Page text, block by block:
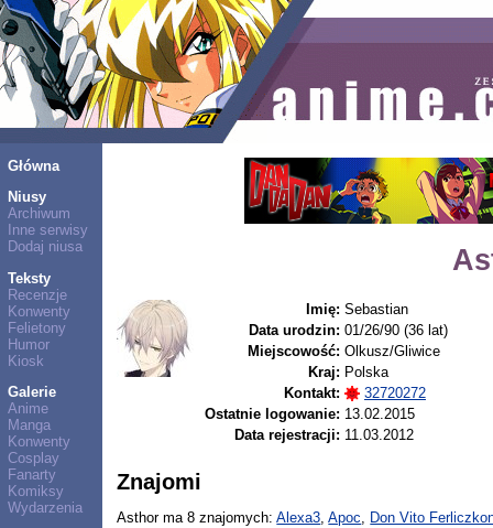
Główna
Niusy
Archiwum
Inne serwisy
Dodaj niusa
Teksty
Recenzje
Konwenty
Felietony
Humor
Kiosk
Galerie
Anime
Manga
Konwenty
Cosplay
Fanarty
Komiksy
Wydarzenia
Imię: Sebastian
Data urodzin: 01/26/90 (36 lat)
Miejscowość: Olkusz/Gliwice
Kraj: Polska
Kontakt:
32720272
Ostatnie logowanie: 13.02.2015
Data rejestracji: 11.03.2012
Znajomi
Asthor ma 8 znajomych:Alexa3,Apoc, Don Vito